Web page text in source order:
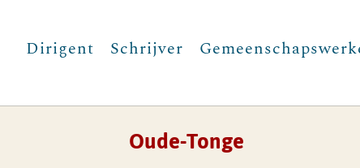
Dirigent Schrijver
Oude-Tonge